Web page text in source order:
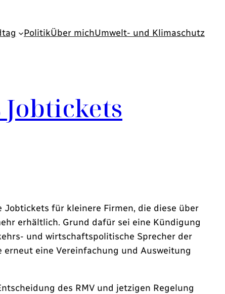
PolitikÜber michUmwelt- und Klimaschutz
Jobtickets für kleinere Firmen, die diese über
erhältlich. Grund dafür sei eine Kündigung
und wirtschaftspolitische Sprecher der
erneut eine Vereinfachung und Ausweitung
des RMV und jetzigen Regelung